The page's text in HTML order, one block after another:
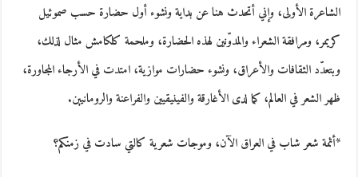
الشاعرة الأولى، وإني أتحدث هنا عن بداية ونشوء أول حضارة حسب صموئيل
كريمر، ومرافقة الشعراء والمدوّنين لهذه الحضارة، وملحمة كلكامش مثال لذلك،
وبتعدّد الثقافات والأعراق، ونشوء حضارات موازية، امتدت في الأرجاء المجاورة،
ظهر الشعر في العالم، كما لدى الأغارقة والفينيقيين والفراعنة والرومانيين.
*أثمة شعر شاب في العراق الآن، وموجات شعرية كالتي سادت في زمنكم؟